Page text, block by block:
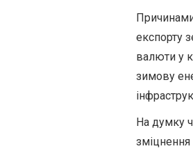
експорту
валюти у
зимову
На думку
зміцнення